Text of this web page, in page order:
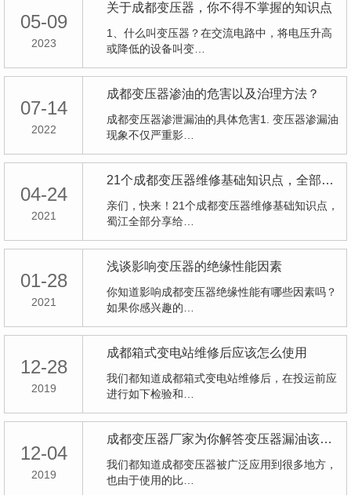
05-09
2023
关于成都变压器，你不得不掌握的知识点
1、什么叫变压器？在交流电路中，将电压升高
或降低的设备叫变…
07-14
2022
成都变压器渗油的危害以及治理方法？
成都变压器渗泄漏油的具体危害1. 变压器渗漏油
现象不仅严重影…
04-24
2021
21个成都变压器维修基础知识点，全部分享给您！
亲们，快来！21个成都变压器维修基础知识点，
蜀江全部分享给…
01-28
2021
浅谈影响变压器的绝缘性能因素
你知道影响成都变压器绝缘性能有哪些因素吗？
如果你感兴趣的…
12-28
2019
成都箱式变电站维修后应该怎么使用
我们都知道成都箱式变电站维修后，在投运前应
进行如下检验和…
12-04
2019
成都变压器厂家为你解答变压器漏油该怎么办
我们都知道成都变压器被广泛应用到很多地方，
也由于使用的比…